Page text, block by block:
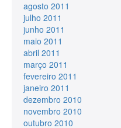
agosto 2011
julho 2011
junho 2011
maio 2011
abril 2011
março 2011
fevereiro 2011
janeiro 2011
dezembro 2010
novembro 2010
outubro 2010